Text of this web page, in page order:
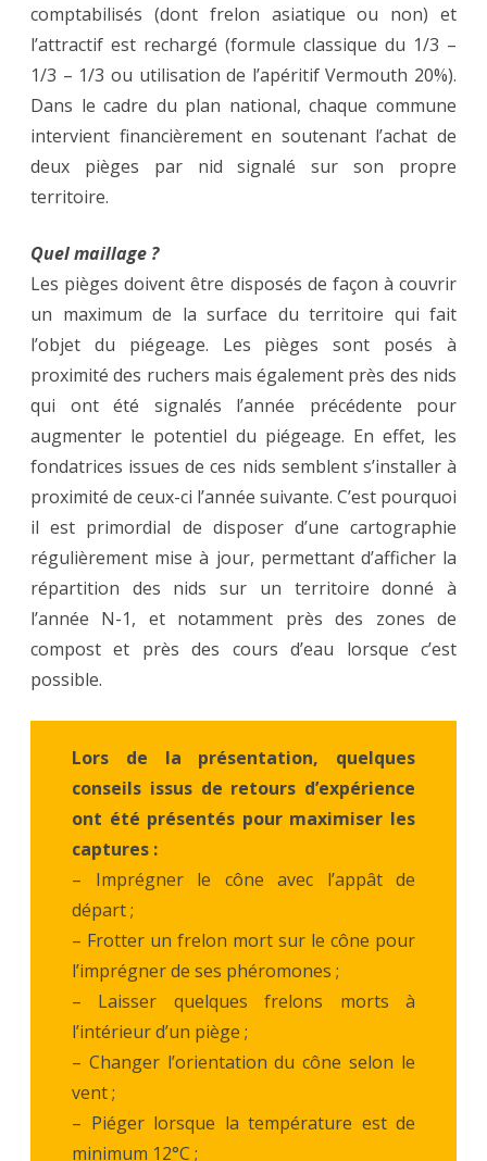
comptabilisés (dont frelon asiatique ou non) et
l’attractif est rechargé (formule classique du 1/3 –
1/3 – 1/3 ou utilisation de l’apéritif Vermouth 20%).
Dans le cadre du plan national, chaque commune
intervient financièrement en soutenant l’achat de
deux pièges par nid signalé sur son propre
territoire.
Quel maillage ?
Les pièges doivent être disposés de façon à couvrir
un maximum de la surface du territoire qui fait
l’objet du piégeage. Les pièges sont posés à
proximité des ruchers mais également près des nids
qui ont été signalés l’année précédente pour
augmenter le potentiel du piégeage. En effet, les
fondatrices issues de ces nids semblent s’installer à
proximité de ceux-ci l’année suivante. C’est pourquoi
il est primordial de disposer d’une cartographie
régulièrement mise à jour, permettant d’afficher la
répartition des nids sur un territoire donné à
l’année N-1, et notamment près des zones de
compost et près des cours d’eau lorsque c’est
possible.
Lors de la présentation, quelques
conseils issus de retours d’expérience
ont été présentés pour maximiser les
captures :
– Imprégner le cône avec l’appât de
départ ;
– Frotter un frelon mort sur le cône pour
l’imprégner de ses phéromones ;
– Laisser quelques frelons morts à
l’intérieur d’un piège ;
– Changer l’orientation du cône selon le
vent ;
– Piéger lorsque la température est de
minimum 12°C ;